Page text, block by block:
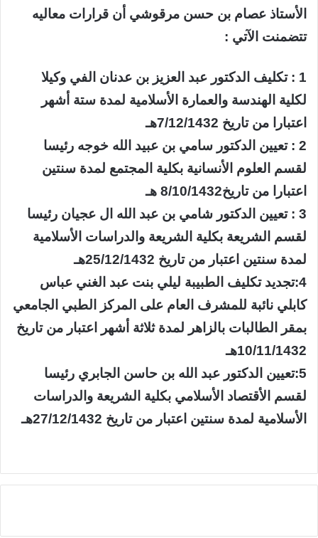
الأستاذ عصام بن حسن مرقوشي أن قرارات معاليه
تتضمنت الآتي :
1 : تكليف الدكتور عبد العزيز بن عدنان الفي وكيلا
لكلية الهندسة والعمارة الأسلامية لمدة ستة أشهر
اعتبارا من تاريخ 7/12/1432هـ
2 : تعيين الدكتور سامي بن عبيد الله خوجه رئيسا
لقسم العلوم الأنسانية بكلية المجتمع لمدة سنتين
اعتبارا من تاريخ8/10/1432 ه‍ـ
3 : تعيين الدكتور شامي بن عبد الله ال عجيان رئيسا
لقسم الشريعة بكلية الشريعة والدراسات الأسلامية
لمدة سنتين اعتبار من تاريخ 25/12/1432هـ
4:تجديد تكليف الطبيبة ليلي بنت عبد الغني عباس
كابلي نائبة للمشرف العام على المركز الطبي الجامعي
بمقر الطالبات بالزاهر لمدة ثلاثة أشهر اعتبار من تاريخ
10/11/1432هـ
5:تعيين الدكتور عبد الله بن حاسن الجابري رئيسا
لقسم الأقتصاد الأسلامي بكلية الشريعة والدراسات
الأسلامية لمدة سنتين اعتبار من تاريخ 27/12/1432هـ